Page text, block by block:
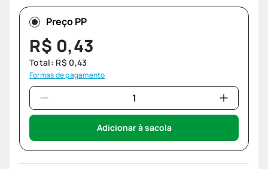
Preço PP
R$ 0,43
Total: R$ 0,43
Formas de pagamento
Adicionar à sacola